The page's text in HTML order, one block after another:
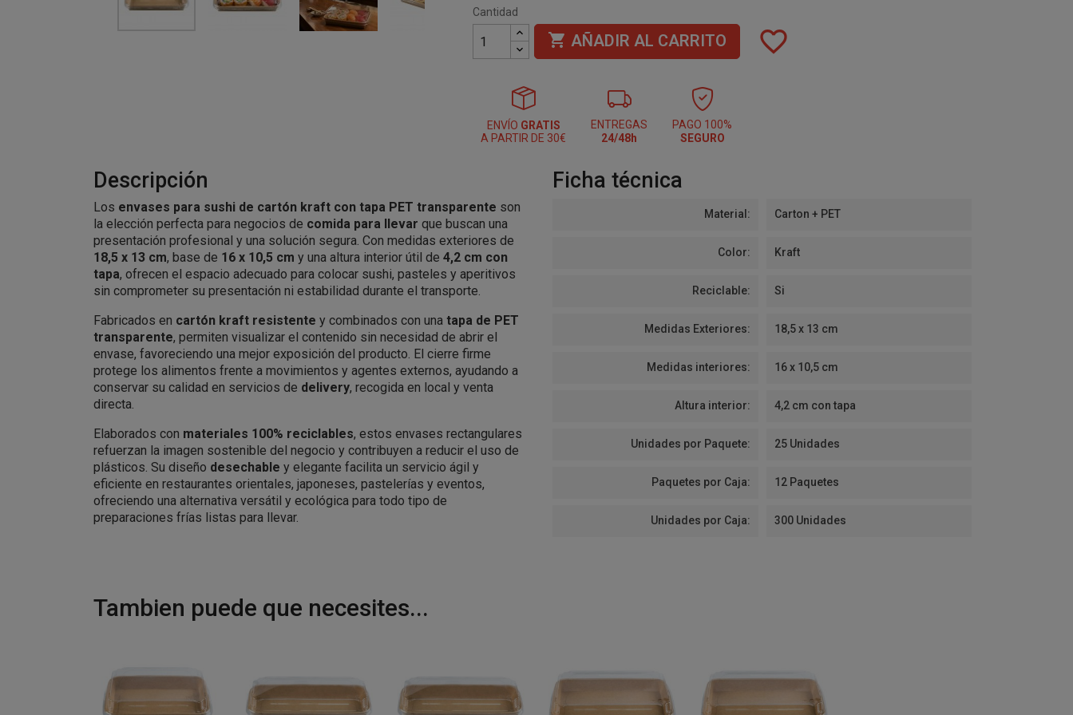
Cantidad
 AÑADIR AL CARRITO favorite_border
ENVÍO GRATIS
A PARTIR DE 30€
ENTREGAS
24/48h
PAGO 100%
SEGURO
Descripción
Los envases para sushi de cartón kraft con tapa PET transparente son
la elección perfecta para negocios de comida para llevar que buscan una
presentación profesional y una solución segura. Con medidas exteriores de
18,5 x 13 cm, base de 16 x 10,5 cm y una altura interior útil de 4,2 cm con
tapa, ofrecen el espacio adecuado para colocar sushi, pasteles y aperitivos
sin comprometer su presentación ni estabilidad durante el transporte.
Fabricados en cartón kraft resistente y combinados con una tapa de PET
transparente, permiten visualizar el contenido sin necesidad de abrir el
envase, favoreciendo una mejor exposición del producto. El cierre firme
protege los alimentos frente a movimientos y agentes externos, ayudando a
conservar su calidad en servicios de delivery, recogida en local y venta
directa.
Elaborados con materiales 100% reciclables, estos envases rectangulares
refuerzan la imagen sostenible del negocio y contribuyen a reducir el uso de
plásticos. Su diseño desechable y elegante facilita un servicio ágil y
eficiente en restaurantes orientales, japoneses, pastelerías y eventos,
ofreciendo una alternativa versátil y ecológica para todo tipo de
preparaciones frías listas para llevar.
Ficha técnica
Material: Carton + PET
Color: Kraft
Reciclable: Si
Medidas Exteriores: 18,5 x 13 cm
Medidas interiores: 16 x 10,5 cm
Altura interior: 4,2 cm con tapa
Unidades por Paquete: 25 Unidades
Paquetes por Caja: 12 Paquetes
Unidades por Caja: 300 Unidades
Tambien puede que necesites...